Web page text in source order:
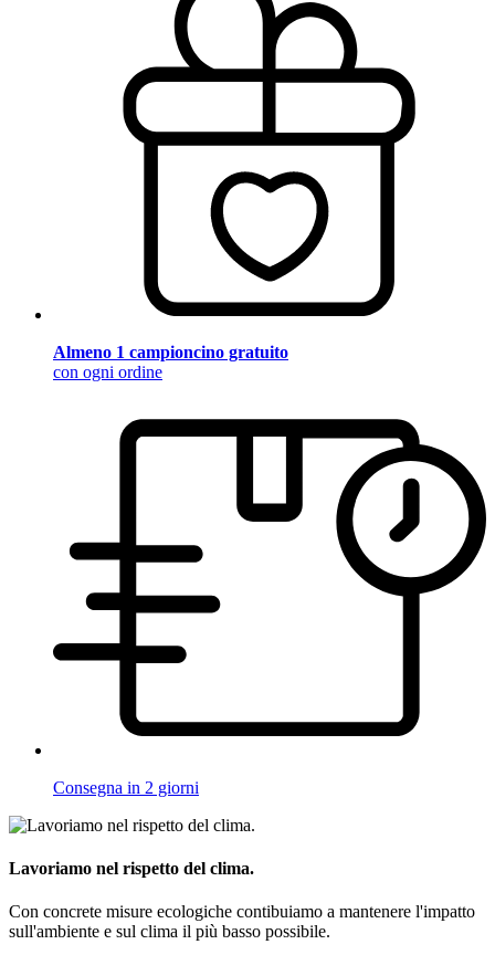
Almeno 1 campioncino gratuito
con ogni ordine
Consegna in 2 giorni
Lavoriamo nel rispetto del clima.
Con concrete misure ecologiche contibuiamo a mantenere l'impatto
sull'ambiente e sul clima il più basso possibile.